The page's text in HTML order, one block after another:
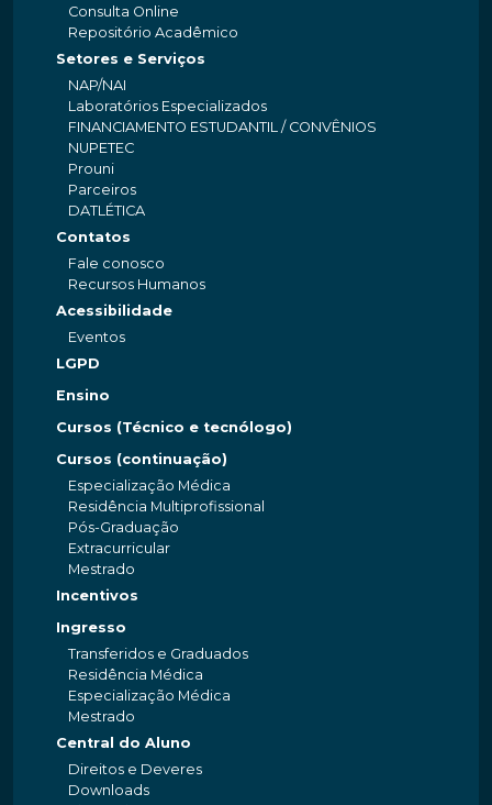
Consulta Online
Repositório Acadêmico
Setores e Serviços
NAP/NAI
Laboratórios Especializados
FINANCIAMENTO ESTUDANTIL / CONVÊNIOS
NUPETEC
Prouni
Parceiros
DATLÉTICA
Contatos
Fale conosco
Recursos Humanos
Acessibilidade
Eventos
LGPD
Ensino
Cursos (Técnico e tecnólogo)
Cursos (continuação)
Especialização Médica
Residência Multiprofissional
Pós-Graduação
Extracurricular
Mestrado
Incentivos
Ingresso
Transferidos e Graduados
Residência Médica
Especialização Médica
Mestrado
Central do Aluno
Direitos e Deveres
Downloads